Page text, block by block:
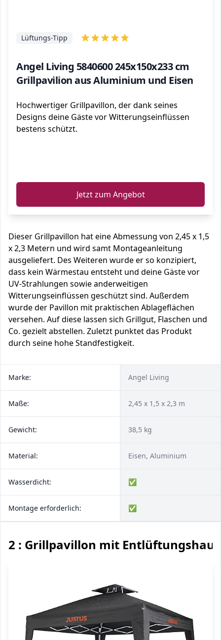
Angel Living 5840600 245x150x233 cm
Grillpavilion aus Aluminium und Eisen
Lüftungs-Tipp
Hochwertiger Grillpavillon, der dank seines
Designs deine Gäste vor Witterungseinflüssen
bestens schützt.
Jetzt zum Angebot
Dieser Grillpavillon hat eine Abmessung von 2,45 x 1,5
x 2,3 Metern und wird samt Montageanleitung
ausgeliefert. Des Weiteren wurde er so konzipiert,
dass kein Wärmestau entsteht und deine Gäste vor
UV-Strahlungen sowie anderweitigen
Witterungseinflüssen geschützt sind. Außerdem
wurde der Pavillon mit praktischen Ablageflächen
versehen. Auf diese lassen sich Grillgut, Flaschen und
Co. gezielt abstellen. Zuletzt punktet das Produkt
durch seine hohe Standfestigkeit.
Marke: Angel Living
Maße: 2,45 x 1,5 x 2,3 m
Gewicht: 38,5 kg
Material: Eisen, Aluminium
Wasserdicht: ✅
Montage erforderlich: ✅
2 : Grillpavillon mit